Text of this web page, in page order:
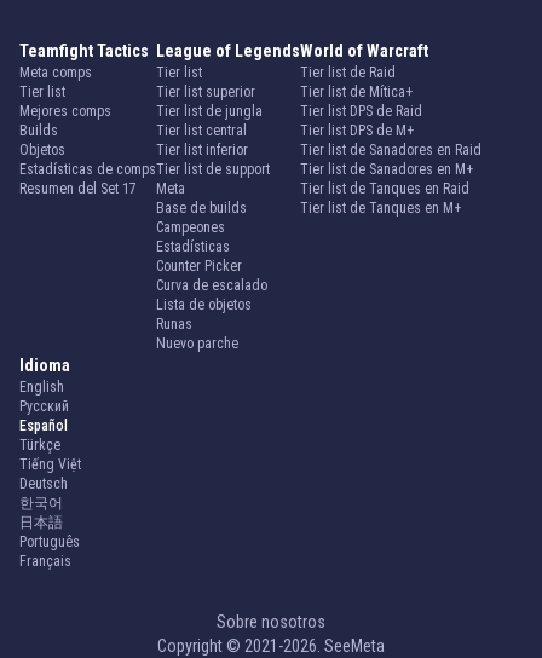
Teamfight Tactics
Meta comps
Tier list
Mejores comps
Builds
Objetos
Estadísticas de comps
Resumen del Set 17
League of Legends
Tier list
Tier list superior
Tier list de jungla
Tier list central
Tier list inferior
Tier list de support
Meta
Base de builds
Campeones
Estadísticas
Counter Picker
Curva de escalado
Lista de objetos
Runas
Nuevo parche
World of Warcraft
Tier list de Raid
Tier list de Mítica+
Tier list DPS de Raid
Tier list DPS de M+
Tier list de Sanadores en Raid
Tier list de Sanadores en M+
Tier list de Tanques en Raid
Tier list de Tanques en M+
Idioma
English
Русский
Español
Türkçe
Tiếng Việt
Deutsch
한국어
日本語
Português
Français
Sobre nosotros
Copyright © 2021-2026. SeeMeta